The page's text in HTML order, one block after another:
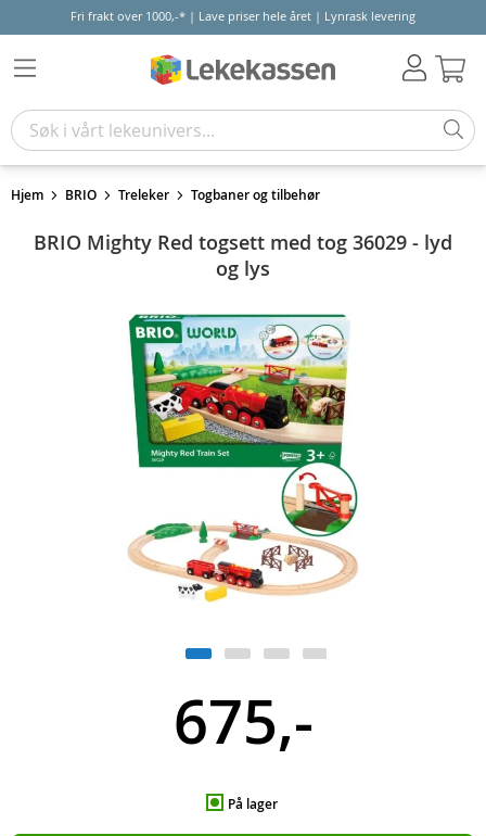
Fri frakt over 1000,-* | Lave priser hele året | Lynrask levering
Hjem BRIO Treleker Togbaner og tilbehør
BRIO Mighty Red togsett med tog 36029 - lyd
og lys
675,-
På lager